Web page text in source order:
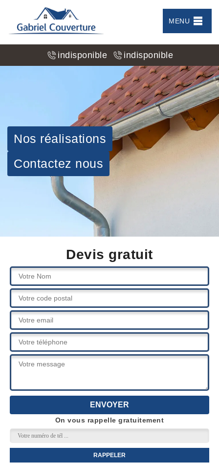
MENU
indisponible indisponible
Nos réalisations
Contactez nous
Devis gratuit
On vous rappelle gratuitement